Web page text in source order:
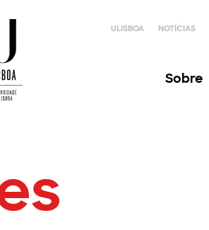
ULISBOA NOTÍCIAS
Sobre